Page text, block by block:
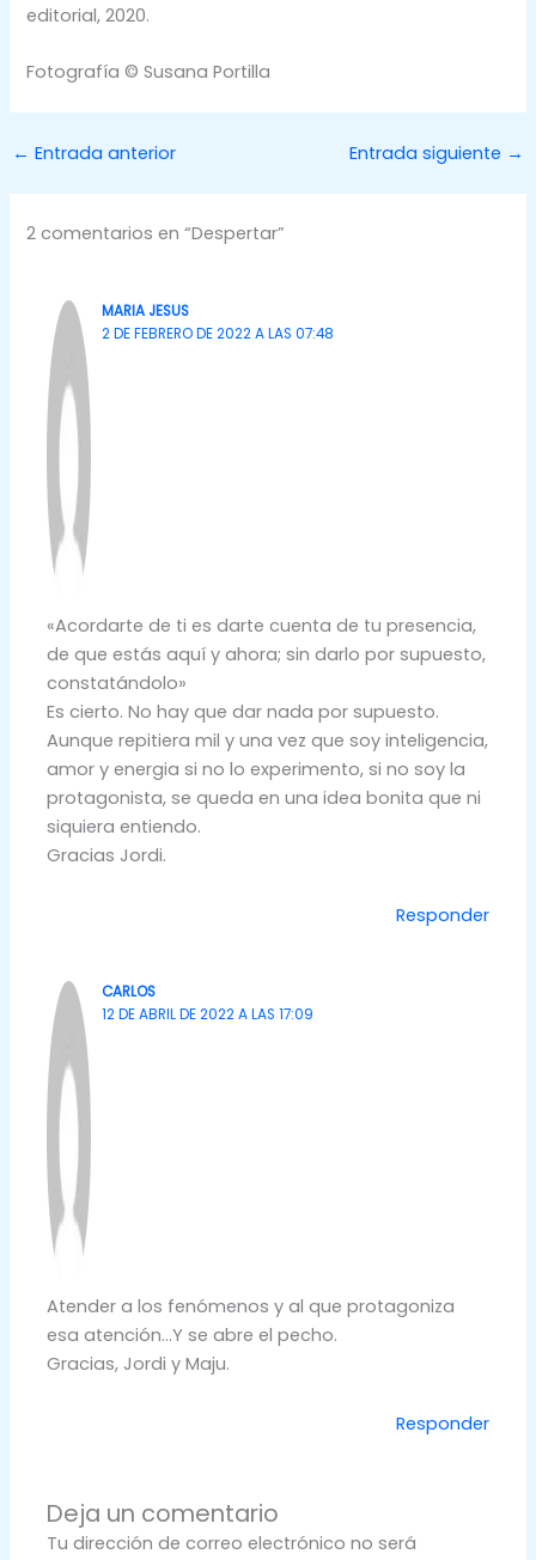
editorial, 2020.
Fotografía © Susana Portilla
← Entrada anterior Entrada siguiente →
2 comentarios en “Despertar”
MARIA JESUS
2 DE FEBRERO DE 2022 A LAS 07:48
«Acordarte de ti es darte cuenta de tu presencia,
de que estás aquí y ahora; sin darlo por supuesto,
constatándolo»
Es cierto. No hay que dar nada por supuesto.
Aunque repitiera mil y una vez que soy inteligencia,
amor y energia si no lo experimento, si no soy la
protagonista, se queda en una idea bonita que ni
siquiera entiendo.
Gracias Jordi.
Responder
CARLOS
12 DE ABRIL DE 2022 A LAS 17:09
Atender a los fenómenos y al que protagoniza
esa atención…Y se abre el pecho.
Gracias, Jordi y Maju.
Responder
Deja un comentario
Tu dirección de correo electrónico no será